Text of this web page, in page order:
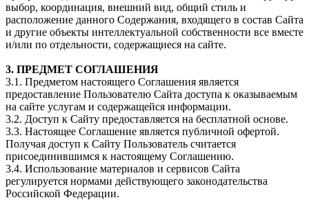
выбор, координация, внешний вид, общий стиль и
расположение данного Содержания, входящего в состав Сайта
и другие объекты интеллектуальной собственности все вместе
и/или по отдельности, содержащиеся на сайте.
3. ПРЕДМЕТ СОГЛАШЕНИЯ
3.1. Предметом настоящего Соглашения является
предоставление Пользователю Сайта доступа к оказываемым
на сайте услугам и содержащейся информации.
3.2. Доступ к Сайту предоставляется на бесплатной основе.
3.3. Настоящее Соглашение является публичной офертой.
Получая доступ к Сайту Пользователь считается
присоединившимся к настоящему Соглашению.
3.4. Использование материалов и сервисов Сайта
регулируется нормами действующего законодательства
Российской Федерации.